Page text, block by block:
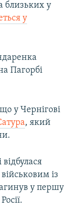
близьких у
у
Пагорбі
у Чернігові
, який
із
у першу